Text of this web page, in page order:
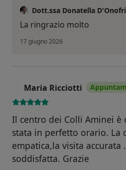
Dott.ssa Donatella
La ringrazio molto
17 giugno 2026
Maria Ricciotti
Il centro dei Colli Aminei è
stata in perfetto orario. La
empatica,la visita accurata
soddisfatta. Grazie